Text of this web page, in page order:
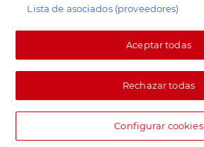
Lista de asociados (proveedores)
Aceptar todas
Rechazar todas
Configurar cookies